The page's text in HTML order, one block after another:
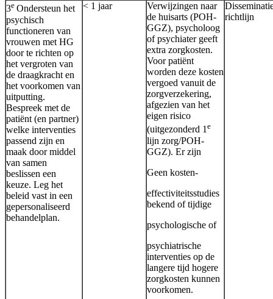
3e Ondersteun het
psychisch
functioneren van
vrouwen met HG
door te richten op
het vergroten van
de draagkracht en
het voorkomen van
uitputting.
Bespreek met de
patiënt (en partner)
welke interventies
passend zijn en
maak door middel
van samen
beslissen een
keuze. Leg het
beleid vast in een
gepersonaliseerd
behandelplan.
< 1 jaar
Verwijzingen naar
de huisarts (POH-
GGZ), psycholoog
of psychiater geeft
extra zorgkosten.
Voor patiënt
worden deze kosten
vergoed vanuit de
zorgverzekering,
afgezien van het
eigen risico
(uitgezonderd 1e
lijn zorg/POH-
GGZ). Er zijn
Geen kosten-
effectiviteitsstudies
bekend of tijdige
psychologische of
psychiatrische
interventies op de
langere tijd hogere
zorgkosten kunnen
voorkomen.
richtlijn